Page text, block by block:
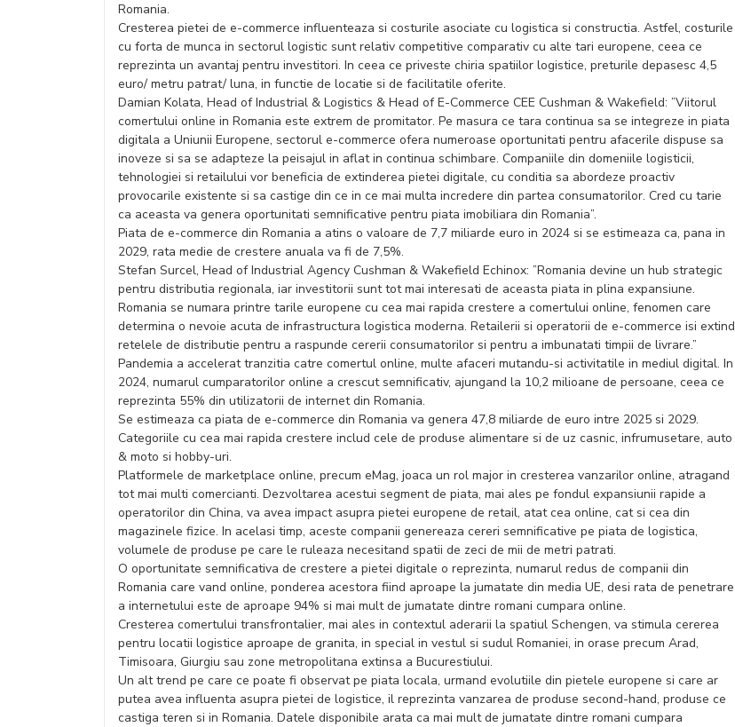
Romania.
Cresterea pietei de e-commerce influenteaza si costurile asociate cu logistica si constructia. Astfel, costurile
cu forta de munca in sectorul logistic sunt relativ competitive comparativ cu alte tari europene, ceea ce
reprezinta un avantaj pentru investitori. In ceea ce priveste chiria spatiilor logistice, preturile depasesc 4,5
euro/ metru patrat/ luna, in functie de locatie si de facilitatile oferite.
Damian Kolata, Head of Industrial & Logistics & Head of E-Commerce CEE Cushman & Wakefield: ”Viitorul
comertului online in Romania este extrem de promitator. Pe masura ce tara continua sa se integreze in piata
digitala a Uniunii Europene, sectorul e-commerce ofera numeroase oportunitati pentru afacerile dispuse sa
inoveze si sa se adapteze la peisajul in aflat in continua schimbare. Companiile din domeniile logisticii,
tehnologiei si retailului vor beneficia de extinderea pietei digitale, cu conditia sa abordeze proactiv
provocarile existente si sa castige din ce in ce mai multa incredere din partea consumatorilor. Cred cu tarie
ca aceasta va genera oportunitati semnificative pentru piata imobiliara din Romania”.
Piata de e-commerce din Romania a atins o valoare de 7,7 miliarde euro in 2024 si se estimeaza ca, pana in
2029, rata medie de crestere anuala va fi de 7,5%.
Stefan Surcel, Head of Industrial Agency Cushman & Wakefield Echinox: ”Romania devine un hub strategic
pentru distributia regionala, iar investitorii sunt tot mai interesati de aceasta piata in plina expansiune.
Romania se numara printre tarile europene cu cea mai rapida crestere a comertului online, fenomen care
determina o nevoie acuta de infrastructura logistica moderna. Retailerii si operatorii de e-commerce isi extind
retelele de distributie pentru a raspunde cererii consumatorilor si pentru a imbunatati timpii de livrare.”
Pandemia a accelerat tranzitia catre comertul online, multe afaceri mutandu-si activitatile in mediul digital. In
2024, numarul cumparatorilor online a crescut semnificativ, ajungand la 10,2 milioane de persoane, ceea ce
reprezinta 55% din utilizatorii de internet din Romania.
Se estimeaza ca piata de e-commerce din Romania va genera 47,8 miliarde de euro intre 2025 si 2029.
Categoriile cu cea mai rapida crestere includ cele de produse alimentare si de uz casnic, infrumusetare, auto
& moto si hobby-uri.
Platformele de marketplace online, precum eMag, joaca un rol major in cresterea vanzarilor online, atragand
tot mai multi comercianti. Dezvoltarea acestui segment de piata, mai ales pe fondul expansiunii rapide a
operatorilor din China, va avea impact asupra pietei europene de retail, atat cea online, cat si cea din
magazinele fizice. In acelasi timp, aceste companii genereaza cereri semnificative pe piata de logistica,
volumele de produse pe care le ruleaza necesitand spatii de zeci de mii de metri patrati.
O oportunitate semnificativa de crestere a pietei digitale o reprezinta, numarul redus de companii din
Romania care vand online, ponderea acestora fiind aproape la jumatate din media UE, desi rata de penetrare
a internetului este de aproape 94% si mai mult de jumatate dintre romani cumpara online.
Cresterea comertului transfrontalier, mai ales in contextul aderarii la spatiul Schengen, va stimula cererea
pentru locatii logistice aproape de granita, in special in vestul si sudul Romaniei, in orase precum Arad,
Timisoara, Giurgiu sau zone metropolitana extinsa a Bucurestiului.
Un alt trend pe care ce poate fi observat pe piata locala, urmand evolutiile din pietele europene si care ar
putea avea influenta asupra pietei de logistice, il reprezinta vanzarea de produse second-hand, produse ce
castiga teren si in Romania. Datele disponibile arata ca mai mult de jumatate dintre romani cumpara